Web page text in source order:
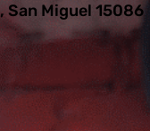
San Miguel 15086